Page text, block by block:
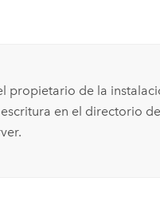
propietario de la
en el directorio de
.